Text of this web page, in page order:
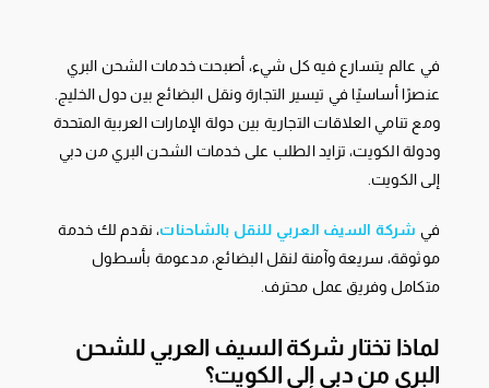
في عالم يتسارع فيه كل شيء، أصبحت خدمات الشحن البري
عنصرًا أساسيًا في تيسير التجارة ونقل البضائع بين دول الخليج.
ومع تنامي العلاقات التجارية بين دولة الإمارات العربية المتحدة
ودولة الكويت، تزايد الطلب على خدمات الشحن البري من دبي
إلى الكويت.
في شركة السيف العربي للنقل بالشاحنات، نقدم لك خدمة
موثوقة، سريعة وآمنة لنقل البضائع، مدعومة بأسطول
متكامل وفريق عمل محترف.
لماذا تختار شركة السيف العربي للشحن
البري من دبي إلى الكويت؟